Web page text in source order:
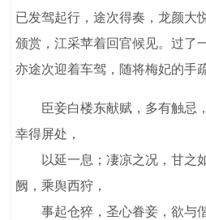
已发驾起行，途次得奏，龙颜大
颁赏，江采苹着回官候见。过了
亦途次迎着车驾，随将梅妃的手
臣妾白楼东献赋，多有触忌，
幸得屏处，
以延一息；凄凉之况，甘之
阙，乘舆西狩，
事起仓猝，圣心眷妾，欲与